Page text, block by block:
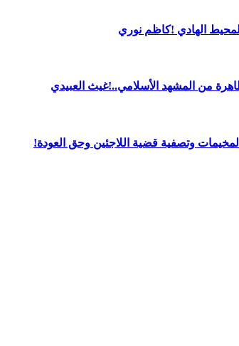
الهادي !كاظم نوري
من المشهد الأسلامي..!غيث العبيدي
وتصفية قضية اللاجئين وحق العودة!